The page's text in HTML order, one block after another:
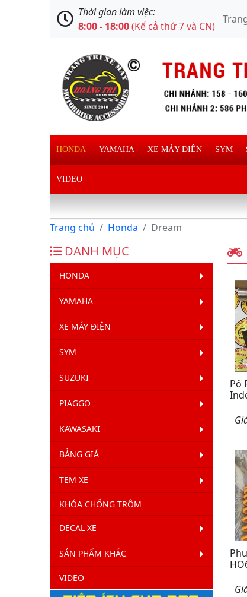
Thời gian làm việc:
8:00 - 18:00(Kể cả thứ 7 và CN)
HONDA YAMAHA XE MÁY ĐIỆN SYM
VIDEO
Trang chủ
Honda Dream
DANH MỤC
HONDA
YAMAHA
XE MÁY ĐIỆN
SYM
SUZUKI
PIAGGO
KAWASAKI
BẢNG GIÁ
TEM XE
KHÓA CHỐNG TRỘM
DECAL XE
SẢN PHẨM KHÁC
VIDEO
Pô